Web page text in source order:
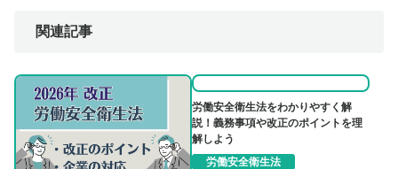
関連記事
労働安全衛生法をわかりやすく解
説！義務事項や改正のポイントを理
解しよう
労働安全衛生法